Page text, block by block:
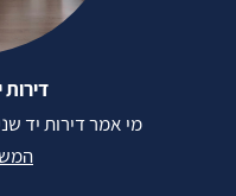
מי אמר דירות יד